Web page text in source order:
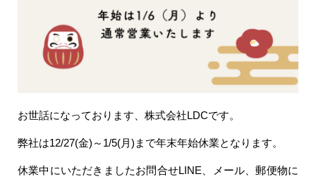
お世話になっております、株式会社LDCです。
弊社は12/27(金)～1/5(月)まで年末年始休業となります。
休業中にいただきましたお問合せLINE、メール、郵便物に